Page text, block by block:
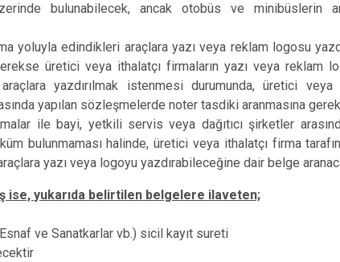
bulunabilecek, ancak otobüs ve minibüslerin
yoluyla edindikleri araçlara yazı veya reklam logosu
üretici veya ithalatçı firmaların yazı veya reklam
yazdırılmak istenmesi durumunda, üretici
yapılan sözleşmelerde noter tasdiki aranmasına
ile bayi, yetkili servis veya dağıtıcı şirketler
bulunmaması halinde, üretici veya ithalatçı firma
yazı veya logoyu yazdırabileceğine dair belge
ise, yukarıda belirtilen belgelere ilaveten;
ve Sanatkarlar vb.) sicil kayıt sureti